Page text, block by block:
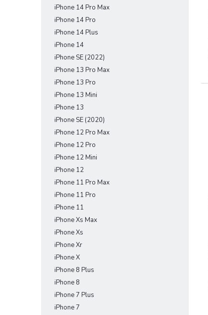
iPhone 14 Pro Max
iPhone 14 Pro
iPhone 14 Plus
iPhone 14
iPhone SE (2022)
iPhone 13 Pro Max
iPhone 13 Pro
iPhone 13 Mini
iPhone 13
iPhone SE (2020)
iPhone 12 Pro Max
iPhone 12 Pro
iPhone 12 Mini
iPhone 12
iPhone 11 Pro Max
iPhone 11 Pro
iPhone 11
iPhone Xs Max
iPhone Xs
iPhone Xr
iPhone X
iPhone 8 Plus
iPhone 8
iPhone 7 Plus
iPhone 7